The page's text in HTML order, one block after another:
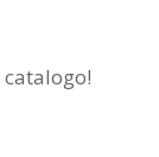
!